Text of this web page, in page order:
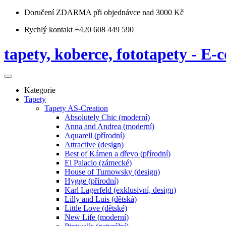
Doručení ZDARMA při objednávce nad 3000 Kč
Rychlý kontakt +420 608 449 590
tapety, koberce, fototapety - E-
Kategorie
Tapety
Tapety AS-Creation
Absolutely Chic (moderní)
Anna and Andrea (moderní)
Aquarell (přírodní)
Attractive (design)
Best of Kámen a dřevo (přírodní)
El Palacio (zámecké)
House of Turnowsky (design)
Hygge (přírodní)
Karl Lagerfeld (exklusivní, design)
Lilly and Luis (dětská)
Little Love (dětské)
New Life (moderní)